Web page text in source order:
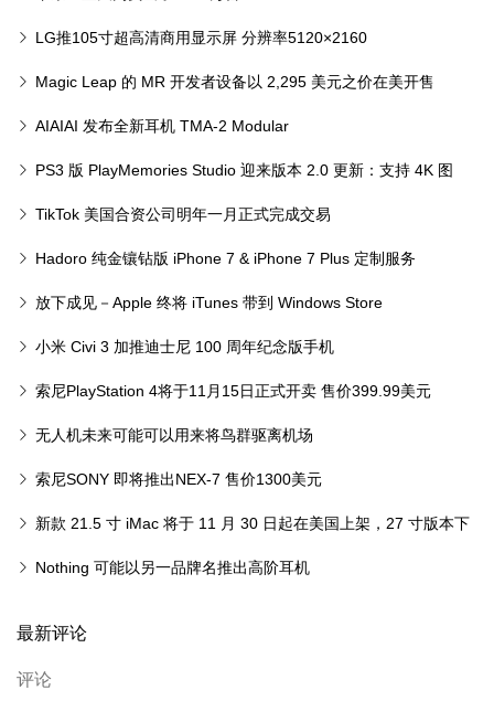
LG推105寸超高清商用显示屏 分辨率5120×2160
Magic Leap 的 MR 开发者设备以 2,295 美元之价在美开售
AIAIAI 发布全新耳机 TMA-2 Modular
PS3 版 PlayMemories Studio 迎来版本 2.0 更新：支持 4K 图
片、云端功能等
TikTok 美国合资公司明年一月正式完成交易
Hadoro 纯金镶钻版 iPhone 7 & iPhone 7 Plus 定制服务
放下成见－Apple 终将 iTunes 带到 Windows Store
小米 Civi 3 加推迪士尼 100 周年纪念版手机
索尼PlayStation 4将于11月15日正式开卖 售价399.99美元
无人机未来可能可以用来将鸟群驱离机场
索尼SONY 即将推出NEX-7 售价1300美元
新款 21.5 寸 iMac 将于 11 月 30 日起在美国上架，27 寸版本下
月到来
Nothing 可能以另一品牌名推出高阶耳机
最新评论